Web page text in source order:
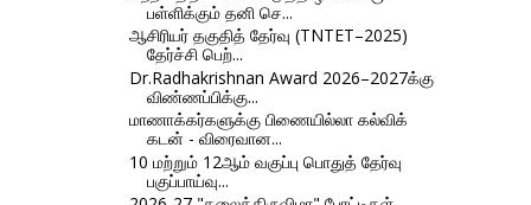
பள்ளிக்கும் தனி செ...
ஆசிரியர் தகுதித் தேர்வு (TNTET–2025)
தேர்ச்சி பெற்...
Dr.Radhakrishnan Award 2026–2027க்கு
விண்ணப்பிக்கு...
மாணாக்கர்களுக்கு பிணையில்லா கல்விக்
கடன் - விரைவான...
10 மற்றும் 12ஆம் வகுப்பு பொதுத் தேர்வு
பகுப்பாய்வு...